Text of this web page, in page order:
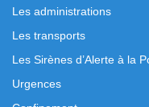
Les administrations
Les transports
Les Sirènes d’Alerte à la
Urgences